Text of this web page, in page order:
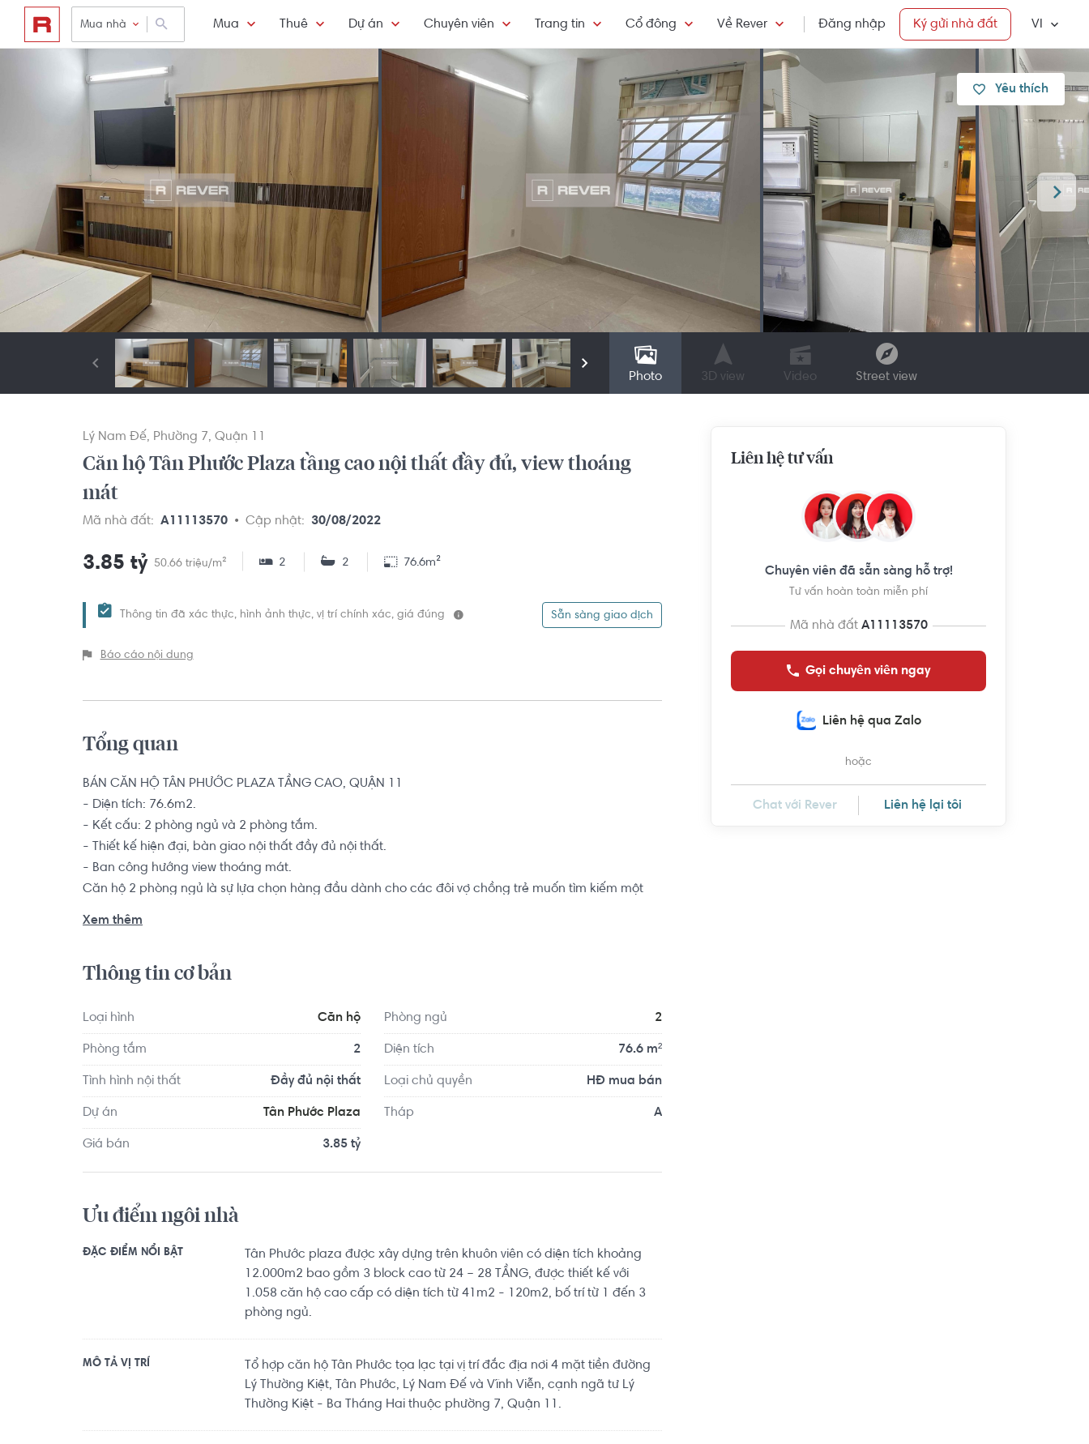
Mua nhà Mua Thuê Dự án Chuyên viên Trang tin Cổ đông Về Rever Đăng nhập Ký gửi nhà đất VI
Yêu thích
Photo 3D view Video Street view
Lý Nam Đế Phường 7 Quận 11
Căn hộ Tân Phước Plaza tầng cao nội thất đầy đủ, view thoáng
mát
Mã nhà đất: A11113570 Cập nhật: 30/08/2022
3.85 tỷ 50.66 triệu/m² 2 2 76.6m²
Thông tin đã xác thực, hình ảnh thực, vị trí chính xác, giá đúng Sẵn sàng giao dịch
Báo cáo nội dung
Tổng quan
BÁN CĂN HỘ TÂN PHƯỚC PLAZA TẦNG CAO, QUẬN 11
- Diện tích: 76.6m2.
- Kết cấu: 2 phòng ngủ và 2 phòng tắm.
- Thiết kế hiện đại, bàn giao nội thất đầy đủ nội thất.
- Ban công hướng view thoáng mát.
Căn hộ 2 phòng ngủ là sự lựa chọn hàng đầu dành cho các đôi vợ chồng trẻ muốn tìm kiếm một
11 do Công ty Cổ phần BĐS Tân Phước làm Chủ đầu tư. Khu chung cư Tân Phước tọa lạc ngay tại vị
Xem thêm
Thông tin cơ bản
Loại hình Căn hộ Phòng ngủ 2
Phòng tắm 2 Diện tích 76.6 m²
Tình hình nội thất Đầy đủ nội thất Loại chủ quyền HĐ mua bán
Dự án Tân Phước Plaza Tháp A
Giá bán 3.85 tỷ
Ưu điểm ngôi nhà
ĐẶC ĐIỂM NỔI BẬT
Tân Phước plaza được xây dựng trên khuôn viên có diện tích khoảng
12.000m2 bao gồm 3 block cao từ 24 – 28 TẦNG, được thiết kế với
1.058 căn hộ cao cấp có diện tích từ 41m2 - 120m2, bố trí từ 1 đến 3
phòng ngủ.
MÔ TẢ VỊ TRÍ
Tổ hợp căn hộ Tân Phước tọa lạc tại vị trí đắc địa nơi 4 mặt tiền đường
Lý Thường Kiệt, Tân Phước, Lý Nam Đế và Vĩnh Viễn, cạnh ngã tư Lý
Thường Kiệt - Ba Tháng Hai thuộc phường 7, Quận 11.
Liên hệ tư vấn
Chuyên viên đã sẵn sàng hỗ trợ!
Tư vấn hoàn toàn miễn phí
Mã nhà đất A11113570
Gọi chuyên viên ngay
Liên hệ qua Zalo
hoặc
Chat với Rever Liên hệ lại tôi